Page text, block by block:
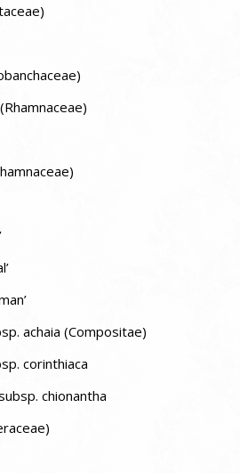
latifolia (Orobanchaceae)
achaia (Compositae)
corinthiaca
chionantha